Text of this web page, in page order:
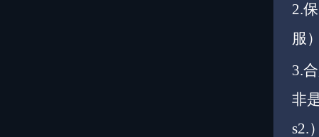
2.
服
3.
非
s2.